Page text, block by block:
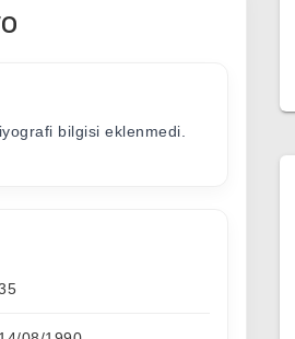
bilgisi eklenmedi.